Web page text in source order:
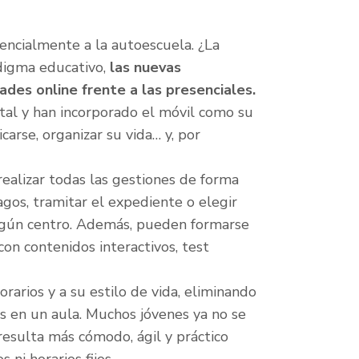
a la autoescuela. ¿La
educativo, las nuevas
online frente a las presenciales.
y han incorporado el móvil como su
organizar su vida… y, por
todas las gestiones de forma
tramitar el expediente o elegir
centro. Además, pueden formarse
contenidos interactivos, test
y a su estilo de vida, eliminando
un aula. Muchos jóvenes ya no se
más cómodo, ágil y práctico